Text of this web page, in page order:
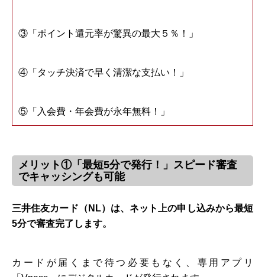
③「ポイント還元率が驚異の最大５％！」
④「タッチ決済で早く清潔な支払い！」
⑤「入会費・年会費が永年無料！」
メリット①「最短5分で発行！」スピード審査
でキャッシングも可能
三井住友カード（NL）は、ネット上の申し込みから最短
5分で審査完了します。
カードが届くまで待つ必要もなく、専用アプリ